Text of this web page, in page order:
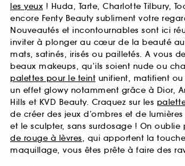
les yeux ! Huda, Tarte, Charlotte Tilbury,
encore Fenty Beauty subliment votre
Nouveautés et incontournables sont ici
inviter à plonger au cœur de la beauté
mats, satinés, irisés ou pailletés. A vous
beaux makeups, qu’ils soient nude ou
palettes pour le teint unifient, matifient
un effet glowy notamment grâce à Dior,
Hills et KVD Beauty. Craquez sur les
de créer des jeux d’ombres et de
et le sculpter, sans surdosage ! On oublie
de rouge à lèvres, qui apportent la
maquillage, vous êtes prête à faire des